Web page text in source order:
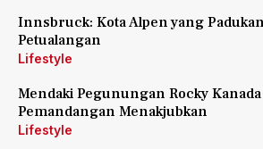
Innsbruck: Kota Alpen yang
Petualangan
Lifestyle
Mendaki Pegunungan Rocky
Pemandangan Menakjubkan
Lifestyle